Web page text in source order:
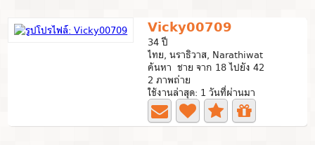
Vicky00709
34 ปี
ไทย, นราธิวาส, Narathiwat
ค้นหา ชาย จาก 18 ไปยัง 42
2 ภาพถ่าย
ใช้งานล่าสุด: 1 วันที่ผ่านมา